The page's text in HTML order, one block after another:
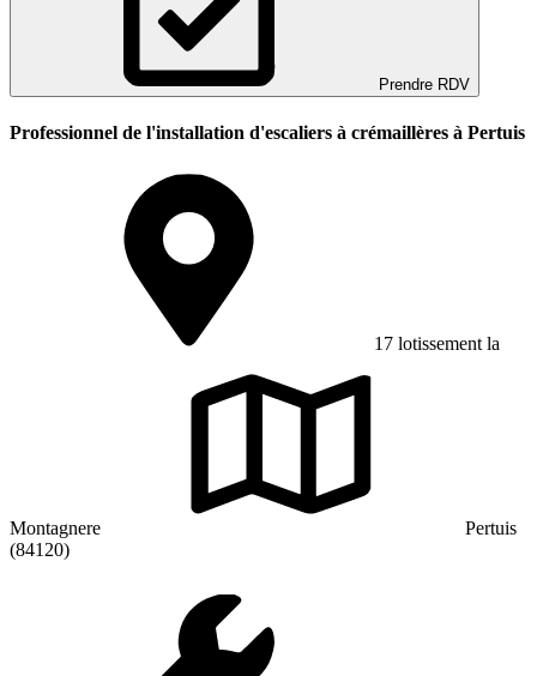
Prendre RDV
Professionnel de l'installation d'escaliers à crémaillères à Pertuis
17 lotissement la
Montagnere
Pertuis
(84120)